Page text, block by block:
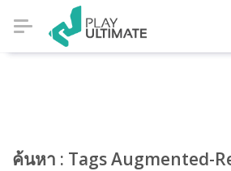
ค้นหา : Tags Augmented-